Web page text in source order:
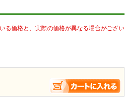
る価格と、実際の価格が異なる場合がござい